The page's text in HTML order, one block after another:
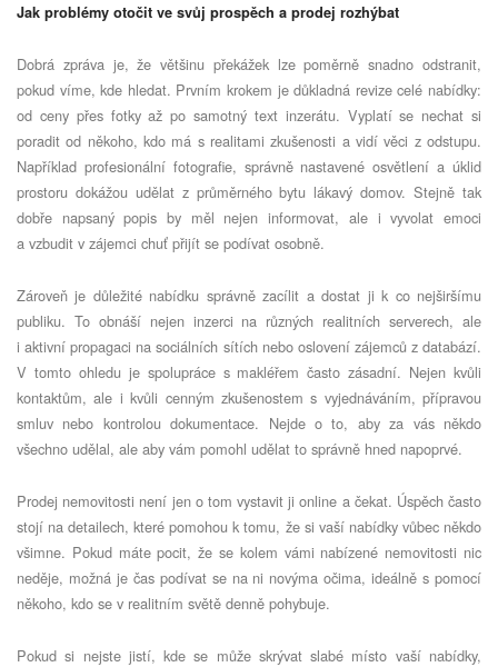
Jak problémy otočit ve svůj prospěch a prodej rozhýbat
Dobrá zpráva je, že většinu překážek lze poměrně snadno odstranit,
pokud víme, kde hledat. Prvním krokem je důkladná revize celé nabídky:
od ceny přes fotky až po samotný text inzerátu. Vyplatí se nechat si
poradit od někoho, kdo má s realitami zkušenosti a vidí věci z odstupu.
Například profesionální fotografie, správně nastavené osvětlení a úklid
prostoru dokážou udělat z průměrného bytu lákavý domov. Stejně tak
dobře napsaný popis by měl nejen informovat, ale i vyvolat emoci
a vzbudit v zájemci chuť přijít se podívat osobně.
Zároveň je důležité nabídku správně zacílit a dostat ji k co nejširšímu
publiku. To obnáší nejen inzerci na různých realitních serverech, ale
i aktivní propagaci na sociálních sítích nebo oslovení zájemců z databází.
V tomto ohledu je spolupráce s makléřem často zásadní. Nejen kvůli
kontaktům, ale i kvůli cenným zkušenostem s vyjednáváním, přípravou
smluv nebo kontrolou dokumentace. Nejde o to, aby za vás někdo
všechno udělal, ale aby vám pomohl udělat to správně hned napoprvé.
Prodej nemovitosti není jen o tom vystavit ji online a čekat. Úspěch často
stojí na detailech, které pomohou k tomu, že si vaší nabídky vůbec někdo
všimne. Pokud máte pocit, že se kolem vámi nabízené nemovitosti nic
neděje, možná je čas podívat se na ni novýma očima, ideálně s pomocí
někoho, kdo se v realitním světě denně pohybuje.
Pokud si nejste jistí, kde se může skrývat slabé místo vaší nabídky,